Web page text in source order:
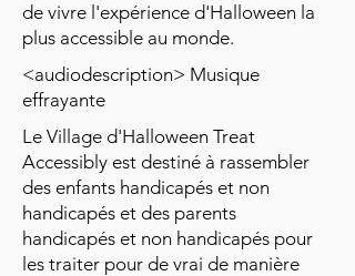
de vivre l'expérience d'Halloween la
plus accessible au monde.
<audiodescription> Musique
effrayante
Le Village d'Halloween Treat
Accessibly est destiné à rassembler
des enfants handicapés et non
handicapés et des parents
handicapés et non handicapés pour
les traiter pour de vrai de manière